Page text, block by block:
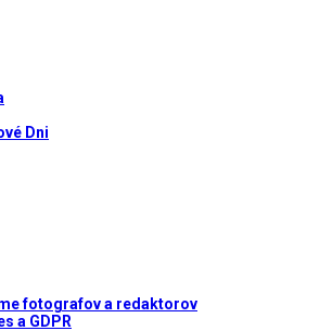
Dni
fotografov a redaktorov
a GDPR